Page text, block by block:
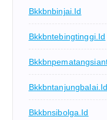
Bkkbnbinjai.id
Bkkbntebingtinggi.id
Bkkbntanjungbalai.id
Bkkbnsibolga.id